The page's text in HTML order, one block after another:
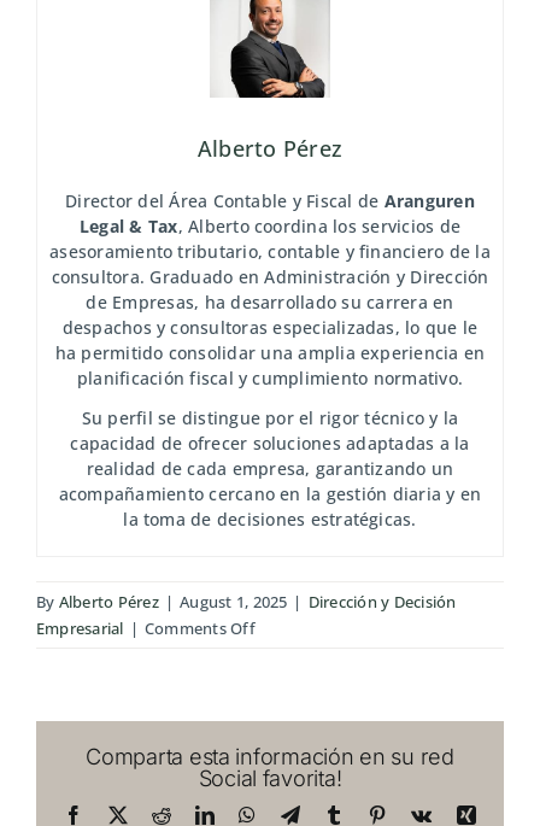
Alberto Pérez
Director del Área Contable y Fiscal de Aranguren
Legal & Tax, Alberto coordina los servicios de
asesoramiento tributario, contable y financiero de la
consultora. Graduado en Administración y Dirección
de Empresas, ha desarrollado su carrera en
despachos y consultoras especializadas, lo que le
ha permitido consolidar una amplia experiencia en
planificación fiscal y cumplimiento normativo.
Su perfil se distingue por el rigor técnico y la
capacidad de ofrecer soluciones adaptadas a la
realidad de cada empresa, garantizando un
acompañamiento cercano en la gestión diaria y en
la toma de decisiones estratégicas.
By Alberto Pérez | August 1, 2025 | Dirección y Decisión
Empresarial | Comments Offon
impacto
del
verano
Comparta esta información en su red
Social favorita!
Facebook
X RedditLinkedInWhatsApp
TelegramTumblr Pinterest
Vk
Xing